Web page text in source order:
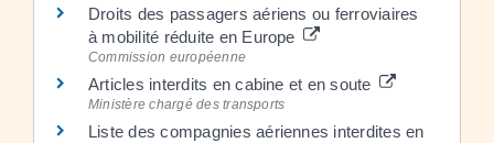
Droits des passagers aériens ou ferroviaires
à mobilité réduite en Europe
Commission européenne
Articles interdits en cabine et en soute
Ministère chargé des transports
Liste des compagnies aériennes interdites en